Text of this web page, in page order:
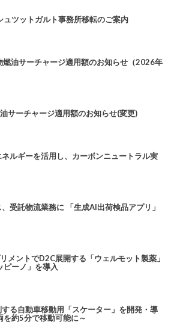
ュツットガルト事務所移転のご案内
燃油サーチャージ適用額のお知らせ（2026年
ーチャージ適用額のお知らせ(変更)
ルギーを活用し、カーボンニュートラル実
受託物流業務に 「生成AI出荷検品アプリ」
メントでD2C展開する「ウェルモット製薬」
ピーノ」を導入
る自動車移動用「スケーター」を開発・導
を約5分で移動可能に～